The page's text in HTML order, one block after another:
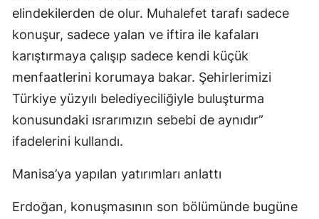
elindekilerden de olur. Muhalefet tarafı sadece
konuşur, sadece yalan ve iftira ile kafaları
karıştırmaya çalışıp sadece kendi küçük
menfaatlerini korumaya bakar. Şehirlerimizi
Türkiye yüzyılı belediyeciliğiyle buluşturma
konusundaki ısrarımızın sebebi de aynıdır”
ifadelerini kullandı.
Manisa’ya yapılan yatırımları anlattı
Erdoğan, konuşmasının son bölümünde bugüne